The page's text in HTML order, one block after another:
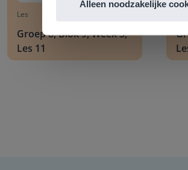
Alleen noodzakelijke
Les
Groep 8, Blok 9, Week 3,
Les 11